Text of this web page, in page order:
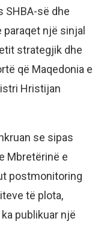
SHBA-së dhe
një sinjal
strategjik dhe
që Maqedonia e
Hristijan
se sipas
Mbretërinë e
postmonitoring
të plota,
publikuar një